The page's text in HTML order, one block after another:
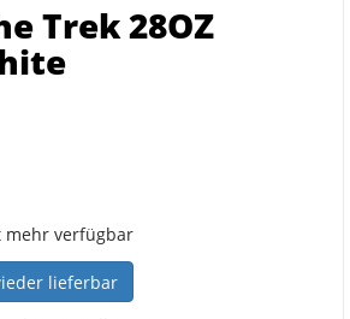
Trek 28OZ
mehr verfügbar
lieferbar